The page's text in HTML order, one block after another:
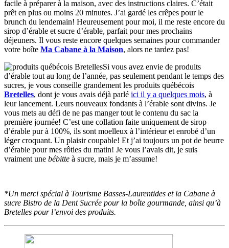
facile à préparer à la maison, avec des instructions claires. C’était
prêt en plus ou moins 20 minutes. J’ai gardé les crêpes pour le
brunch du lendemain! Heureusement pour moi, il me reste encore du
sirop d’érable et sucre d’érable, parfait pour mes prochains
déjeuners. Il vous reste encore quelques semaines pour commander
votre boîte Ma Cabane à la Maison, alors ne tardez pas!
Si vous avez envie de produits
d’érable tout au long de l’année, pas seulement pendant le temps des
sucres, je vous conseille grandement les produits québécois
Bretelles, dont je vous avais déjà parlé ici il y a quelques mois, à
leur lancement. Leurs nouveaux fondants à l’érable sont divins. Je
vous mets au défi de ne pas manger tout le contenu du sac la
première journée! C’est une collation faite uniquement de sirop
d’érable pur à 100%, ils sont moelleux à l’intérieur et enrobé d’un
léger croquant. Un plaisir coupable! Et j’ai toujours un pot de beurre
d’érable pour mes rôties du matin! Je vous l’avais dit, je suis
vraiment une bébitte à sucre, mais je m’assume!
*Un merci spécial à Tourisme Basses-Laurentides et la Cabane à
sucre Bistro de la Dent Sucrée pour la boîte gourmande, ainsi qu’à
Bretelles pour l’envoi des produits.